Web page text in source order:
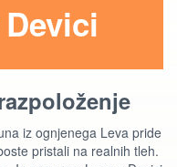
iz ognjenega Leva pride
pristali na realnih tleh.